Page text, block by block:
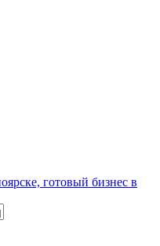
готовый бизнес в